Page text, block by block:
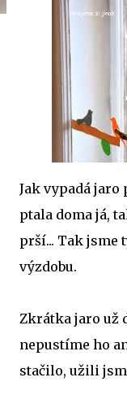
Jak vypadá jaro
ptala doma já,
prší... Tak
výzdobu.
Zkrátka jaro už
nepustíme ho
stačilo, užili